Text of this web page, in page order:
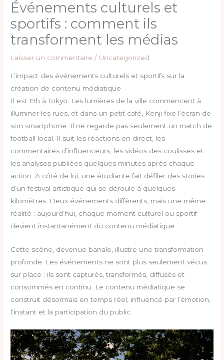
Événements culturels et
sportifs : comment ils
transforment les médias
Laisser un commentaire / Uncategorized
L’impact des événements culturels et sportifs sur la
création de contenu médiatique
Il est 19h à Tokyo. Les lumières de la ville commencent à
illuminer les rues, et dans un petit café, Kenji fixe l’écran de
son smartphone. Il ne regarde pas seulement un match de
football local. Il suit les réactions en direct, les
commentaires d’influenceurs, les vidéos des coulisses et
les analyses publiées quelques minutes après chaque
action. À côté de lui, une étudiante fait défiler des stories
d’un festival artistique qui se déroule à quelques
kilomètres. Deux événements différents, mais une même
réalité : aujourd’hui, chaque moment culturel ou sportif
devient instantanément du contenu médiatique.
Cette scène, devenue banale, illustre une transformation
profonde. Les événements ne sont plus seulement vécus
sur place : ils sont capturés, transformés, diffusés et
consommés en continu. Le contenu médiatique se
construit désormais en temps réel, influencé par l’émotion,
l’instant et la participation du public.